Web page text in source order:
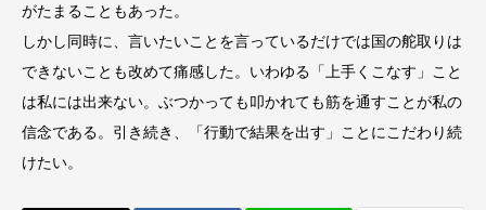
がたまることもあった。
しかし同時に、言いたいことを言っているだけでは国の舵取りは
できないことも改めて痛感した。いわゆる「上手くこなす」こと
は私には出来ない。ぶつかっても叩かれても筋を通すことが私の
信念である。引き続き、「行動で結果を出す」ことにこだわり続
けたい。